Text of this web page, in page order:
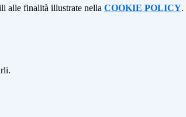
alle finalità illustrate nella COOKIE POLICY.